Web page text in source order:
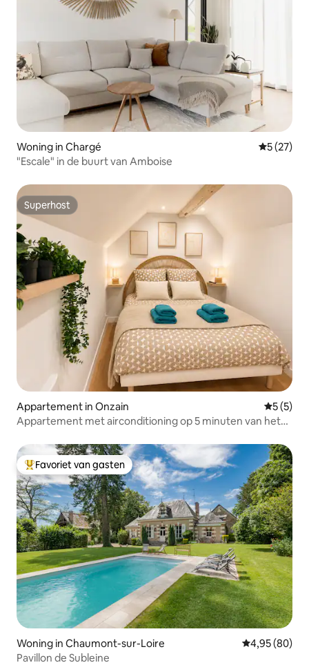
Woning in Chargé
5 (27)
"Escale" in de buurt van Amboise
Superhost
Superhost
Appartement in Onzain
5 (5)
Appartement met airconditioning op 5 minuten van het
Topfavoriet van gasten
Favoriet van gasten
Woning in Chaumont-sur-Loire Gemiddelde
4,95 (80)
Pavillon de Subleine